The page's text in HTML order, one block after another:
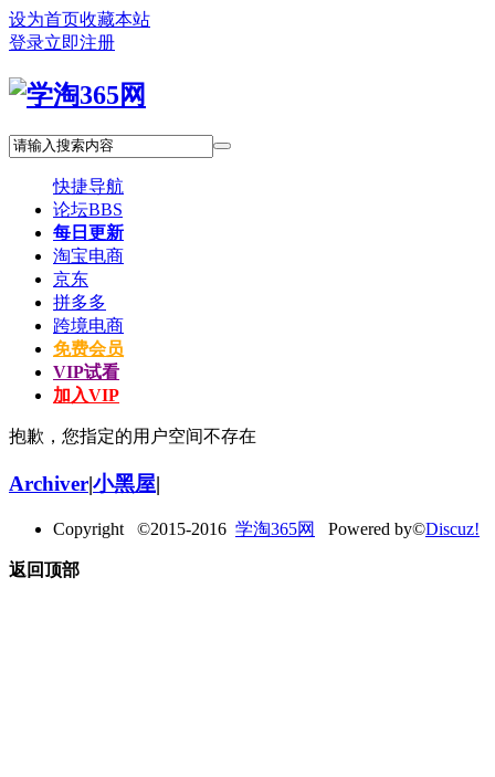
设为首页收藏本站
登录立即注册
快捷导航
论坛BBS
每日更新
淘宝电商
京东
拼多多
跨境电商
免费会员
VIP试看
加入VIP
抱歉，您指定的用户空间不存在
Archiver|小黑屋|
Copyright ©2015-2016 学淘365网 Powered by©Discuz!
返回顶部